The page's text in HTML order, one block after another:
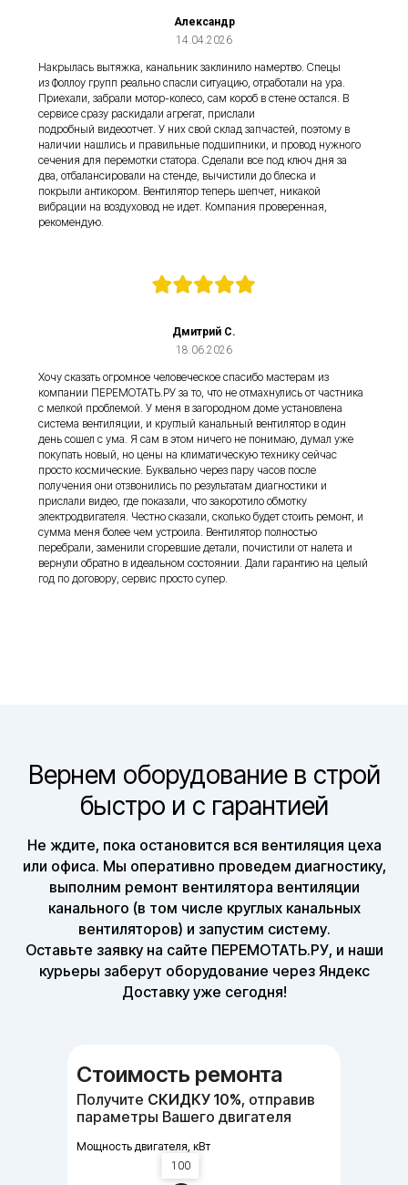
Александр
14.04.2026
Накрылась вытяжка, канальник заклинило намертво. Спецы
из Фоллоу групп реально спасли ситуацию, отработали на ура.
Приехали, забрали мотор-колесо, сам короб в стене остался. В
сервисе сразу раскидали агрегат, прислали
подробный видеоотчет. У них свой склад запчастей, поэтому в
наличии нашлись и правильные подшипники, и провод нужного
сечения для перемотки статора. Сделали все под ключ дня за
два, отбалансировали на стенде, вычистили до блеска и
покрыли антикором. Вентилятор теперь шепчет, никакой
вибрации на воздуховод не идет. Компания проверенная,
рекомендую.
Дмитрий С.
18.06.2026
Хочу сказать огромное человеческое спасибо мастерам из
компании ПЕРЕМОТАТЬ.РУ за то, что не отмахнулись от частника
с мелкой проблемой. У меня в загородном доме установлена
система вентиляции, и круглый канальный вентилятор в один
день сошел с ума. Я сам в этом ничего не понимаю, думал уже
покупать новый, но цены на климатическую технику сейчас
просто космические. Буквально через пару часов после
получения они отзвонились по результатам диагностики и
прислали видео, где показали, что закоротило обмотку
электродвигателя. Честно сказали, сколько будет стоить ремонт, и
сумма меня более чем устроила. Вентилятор полностью
перебрали, заменили сгоревшие детали, почистили от налета и
вернули обратно в идеальном состоянии. Дали гарантию на целый
год по договору, сервис просто супер.
Вернем оборудование в строй
быстро и с гарантией
Не ждите, пока остановится вся вентиляция цеха
или офиса. Мы оперативно проведем диагностику,
выполним ремонт вентилятора вентиляции
канального (в том числе круглых канальных
вентиляторов) и запустим систему.
Оставьте заявку на сайте ПЕРЕМОТАТЬ.РУ, и наши
курьеры заберут оборудование через Яндекс
Доставку уже сегодня!
Получите СКИДКУ 10%, отправив
параметры Вашего двигателя
Стоимость ремонта
Мощность двигателя, кВт
100